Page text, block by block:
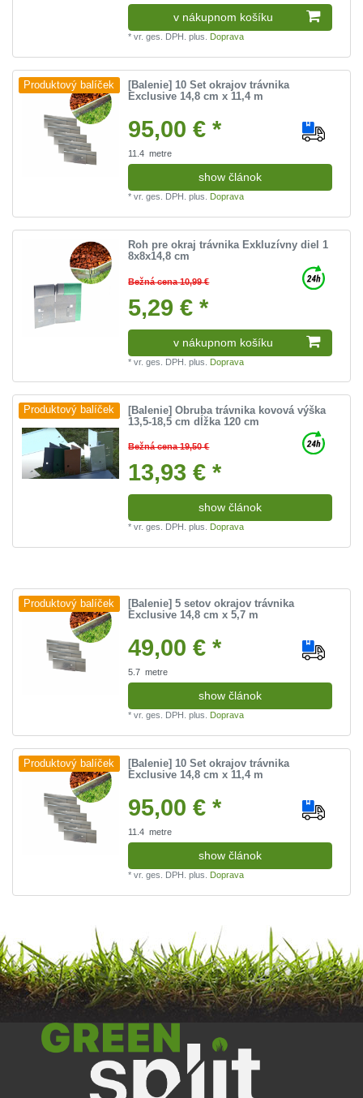
v nákupnom košíku
*vr. ges. DPH. plus. Doprava
Produktový balíček
[Balenie] 10 Set okrajov trávnika
Exclusive 14,8 cm x 11,4 m
95,00 € *
11.4 metre
show článok
*vr. ges. DPH. plus. Doprava
Roh pre okraj trávnika Exkluzívny diel 1
8x8x14,8 cm
Bežná cena 10,99 €
5,29 € *
v nákupnom košíku
*vr. ges. DPH. plus. Doprava
Produktový balíček
[Balenie] Obruba trávnika kovová výška
13,5-18,5 cm dĺžka 120 cm
Bežná cena 19,50 €
13,93 € *
show článok
*vr. ges. DPH. plus. Doprava
Produktový balíček
[Balenie] 5 setov okrajov trávnika
Exclusive 14,8 cm x 5,7 m
49,00 € *
5.7 metre
show článok
*vr. ges. DPH. plus. Doprava
Produktový balíček
[Balenie] 10 Set okrajov trávnika
Exclusive 14,8 cm x 11,4 m
95,00 € *
11.4 metre
show článok
*vr. ges. DPH. plus. Doprava